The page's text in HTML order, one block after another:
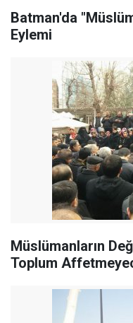
Batman'da
Eylemi
Müslümanların
Toplum